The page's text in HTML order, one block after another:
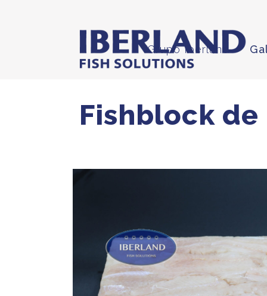
Grupo Iberland
Fishblock de